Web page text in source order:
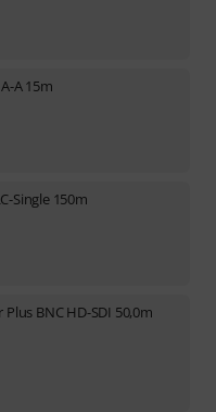
A 15m
Single 150m
Plus BNC HD-SDI 50,0m